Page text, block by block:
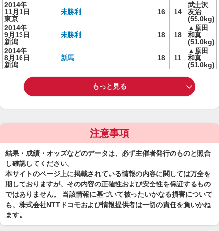
2014年
11月1日
東京
未勝利 16 14
武士沢
友治
(55.0kg)
2014年
9月13日
新潟
未勝利 18 18
▲原田
和真
(51.0kg)
2014年
8月16日
新潟
新馬 18 11
▲原田
和真
(51.0kg)
もっと見る
注意事項
結果・成績・オッズなどのデータは、必ず主催者発行のものと照合
し確認してください。
本サイトのページ上に掲載されている情報の内容に関しては万全を
期しておりますが、その内容の正確性および安全性を保証するもの
ではありません。 当該情報に基づいて被ったいかなる損害について
も、株式会社NTTドコモおよび情報提供者は一切の責任を負いかね
ます。